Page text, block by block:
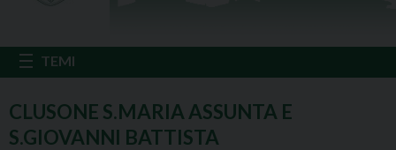
CLUSONE S.MARIA ASSUNTA E
S.GIOVANNI BATTISTA